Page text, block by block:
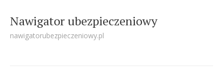
Nawigator ubezpieczeniowy
nawigatorubezpieczeniowy.pl